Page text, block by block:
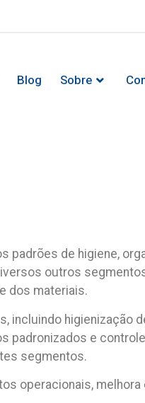
Blog Sobre
padrões de higiene,
outros
dos materiais.
, incluindo higienização
padronizados e
segmentos.
operacionais,